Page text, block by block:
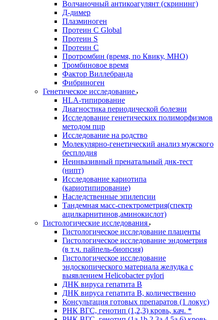
Волчаночный антикоагулянт (скрининг)
Д-димер
Плазминоген
Протеин C Global
Протеин S
Протеин С
Протромбин (время, по Квику, МНО)
Тромбиновое время
Фактор Виллебранда
Фибриноген
Генетическое исследование
HLA-типирование
Диагностика периодической болезни
Исследование генетических полиморфизмов
методом пцр
Исследование на родство
Молекулярно-генетический анализ мужского
бесплодия
Неинвазивный пренатальный днк-тест
(нипт)
Исследование кариотипа
(кариотипирование)
Наследственные эпилепсии
Тандемная масс-спектрометрия(спектр
ацилкарнитинов,аминокислот)
Гистологические исследования
Гистологическое исследование плаценты
Гистологическое исследование эндометрия
(в т.ч. пайпель-биопсия)
Гистологическое исследование
эндоскопического материала желудка с
выявлением Helicobacter pylori
ДНК вируса гепатита B
ДНК вируса гепатита B, количественно
Консультация готовых препаратов (1 локус)
РНК ВГC, генотип (1,2,3) кровь, кач. *